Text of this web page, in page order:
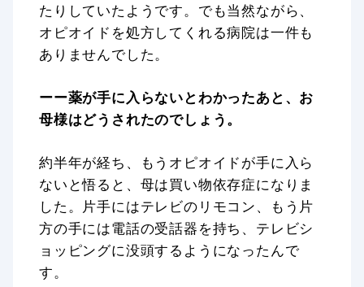
たりしていたようです。でも当然ながら、
オピオイドを処方してくれる病院は一件も
ありませんでした。
ーー薬が手に入らないとわかったあと、お
母様はどうされたのでしょう。
約半年が経ち、もうオピオイドが手に入ら
ないと悟ると、母は買い物依存症になりま
した。片手にはテレビのリモコン、もう片
方の手には電話の受話器を持ち、テレビシ
ョッピングに没頭するようになったんで
す。